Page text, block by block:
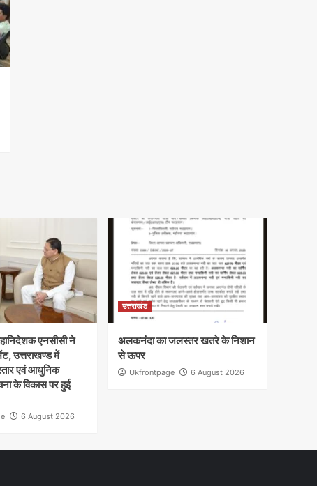
एनसीसी ने
उत्तराखण्ड में
एवं आधुनिक
के विकास पर हुई
6 August 2026
उत्तराखंड
अलकनंदा का जलस्तर खतरे के निशान
से ऊपर
Ukfrontpage 6 August 2026